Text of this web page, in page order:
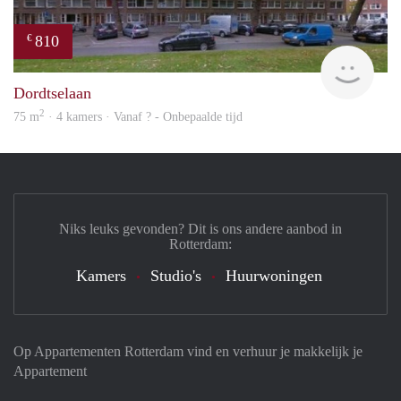
€ 810
Dordtselaan
75 m2 · 4 kamers · Vanaf ? - Onbepaalde tijd
Op Appartementen Rotterdam vind en verhuur je makkelijk je
Appartement
Niks leuks gevonden? Dit is ons andere aanbod in
Rotterdam:
Kamers Studio's Huurwoningen